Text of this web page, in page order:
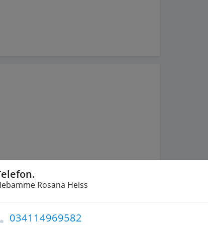
und Dr. Heike Meltonjan
Rosana Heiss
034114969582